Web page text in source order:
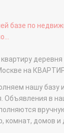
базе по
на
нашу базу
Объявления в
комнат, домов